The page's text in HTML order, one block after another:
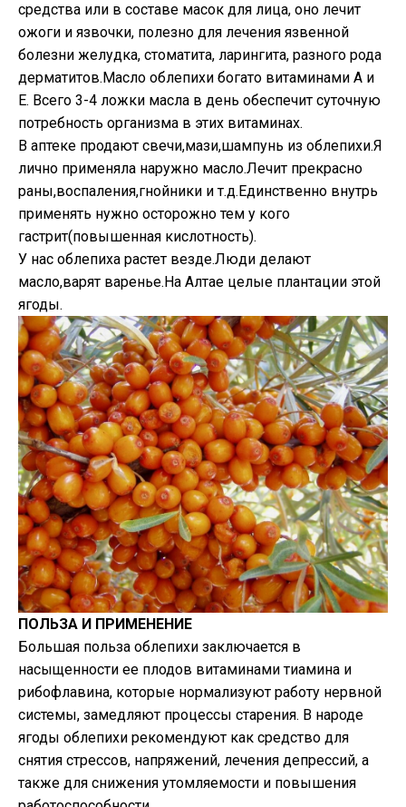
средства или в составе масок для лица, оно лечит
ожоги и язвочки, полезно для лечения язвенной
болезни желудка, стоматита, ларингита, разного рода
дерматитов.Масло облепихи богато витаминами А и
Е. Всего 3-4 ложки масла в день обеспечит суточную
потребность организма в этих витаминах.
В аптеке продают свечи,мази,шампунь из облепихи.Я
лично применяла наружно масло.Лечит прекрасно
раны,воспаления,гнойники и т.д.Единственно внутрь
применять нужно осторожно тем у кого
гастрит(повышенная кислотность).
У нас облепиха растет везде.Люди делают
масло,варят варенье.На Алтае целые плантации этой
ягоды.
ПОЛЬЗА И ПРИМЕНЕНИЕ
Большая польза облепихи заключается в
насыщенности ее плодов витаминами тиамина и
рибофлавина, которые нормализуют работу нервной
системы, замедляют процессы старения. В народе
ягоды облепихи рекомендуют как средство для
снятия стрессов, напряжений, лечения депрессий, а
также для снижения утомляемости и повышения